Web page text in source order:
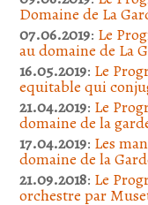
Domaine de La
07.06.2019: Le
au domaine de La
16.05.2019: Le
equitable qui
21.04.2019: Le
domaine de la
17.04.2019: Les
domaine de la
21.09.2018: Le
orchestre par